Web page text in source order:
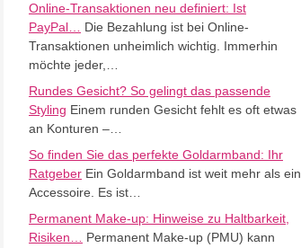
Online-Transaktionen neu definiert: Ist
PayPal…
Die Bezahlung ist bei Online-
Transaktionen unheimlich wichtig. Immerhin
möchte jeder,…
Rundes Gesicht? So gelingt das passende
Styling Einem runden Gesicht fehlt es oft etwas
an Konturen –…
So finden Sie das perfekte Goldarmband: Ihr
RatgeberEin Goldarmband ist weit mehr als ein
Accessoire. Es ist…
Permanent Make-up: Hinweise zu Haltbarkeit,
Risiken…
Permanent Make-up (PMU) kann